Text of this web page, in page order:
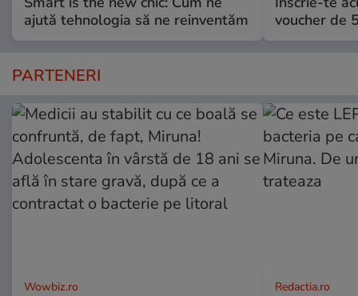
ajută tehnologia să ne reinventăm
voucher de
PARTENERI
Wowbiz.ro Redactia.ro